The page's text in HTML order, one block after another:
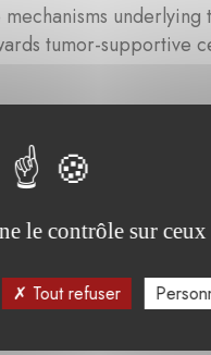
tumor-supportive
and specifically
le contrôle sur
Tout refuser